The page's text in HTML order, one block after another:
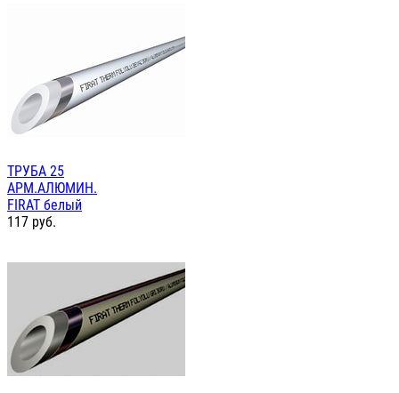
ТРУБА 25
АРМ.АЛЮМИН.
FIRAT белый
117 руб.